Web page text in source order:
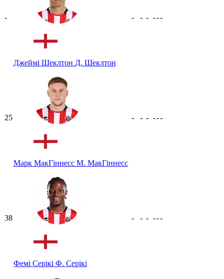
-
Джеймі Шеклтон Д. Шеклтон
- - - ---
25
Марк МакГіннесс М. МакГіннесс
- - - ---
38
Фемі Серікі Ф. Серікі
- - - ---